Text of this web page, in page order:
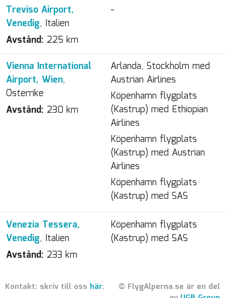
Treviso Airport,
Venedig, Italien
Avstånd: 225 km
-
Vienna International
Airport, Wien,
Österrike
Avstånd: 230 km
Arlanda, Stockholm med
Austrian Airlines
Köpenhamn flygplats
(Kastrup) med Ethiopian
Airlines
Köpenhamn flygplats
(Kastrup) med Austrian
Airlines
Köpenhamn flygplats
(Kastrup) med SAS
Venezia Tessera,
Venedig, Italien
Avstånd: 233 km
Köpenhamn flygplats
(Kastrup) med SAS
© FlygAlperna.se är en del
Kontakt: skriv till oss här.